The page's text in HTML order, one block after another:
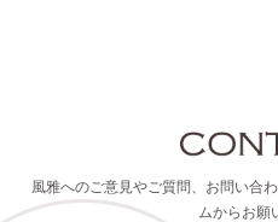
風雅へのご意見やご質問、お問い合
ムからお願